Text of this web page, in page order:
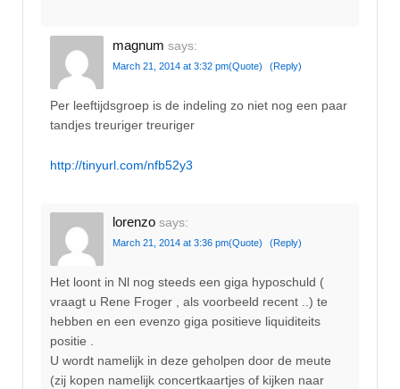
magnum says:
March 21, 2014 at 3:32 pm(Quote) (Reply)
Per leeftijdsgroep is de indeling zo niet nog een paar
tandjes treuriger treuriger
http://tinyurl.com/nfb52y3
lorenzo says:
March 21, 2014 at 3:36 pm(Quote) (Reply)
Het loont in Nl nog steeds een giga hyposchuld (
vraagt u Rene Froger , als voorbeeld recent ..) te
hebben en een evenzo giga positieve liquiditeits
positie .
U wordt namelijk in deze geholpen door de meute
(zij kopen namelijk concertkaartjes of kijken naar